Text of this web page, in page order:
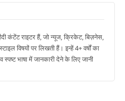
कंटेंट राइटर हैं, जो न्यूज, क्रिकेट, बिज़नेस,
विषयों पर लिखती हैं। इन्हें 4+ वर्षों का
भाषा में जानकारी देने के लिए जानी